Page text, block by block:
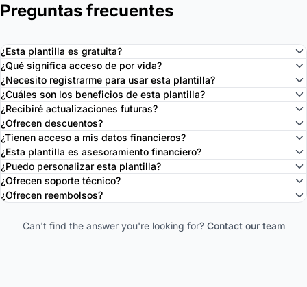
Preguntas frecuentes
¿Esta plantilla es gratuita?
¿Qué significa acceso de por vida?
¿Necesito registrarme para usar esta plantilla?
¿Cuáles son los beneficios de esta plantilla?
¿Recibiré actualizaciones futuras?
¿Ofrecen descuentos?
¿Tienen acceso a mis datos financieros?
¿Esta plantilla es asesoramiento financiero?
¿Puedo personalizar esta plantilla?
¿Ofrecen soporte técnico?
¿Ofrecen reembolsos?
Can't find the answer you're looking for? Contact our team